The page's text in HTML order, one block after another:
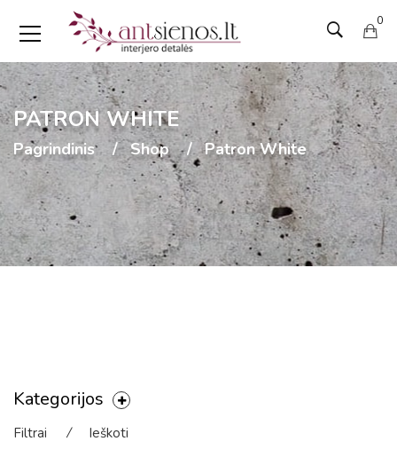
0
PATRON WHITE
Pagrindinis Shop Patron White
Kategorijos
Filtrai ⁄ Ieškoti